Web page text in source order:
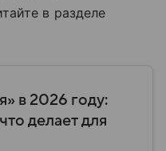
в разделе
в 2026 году:
делает для